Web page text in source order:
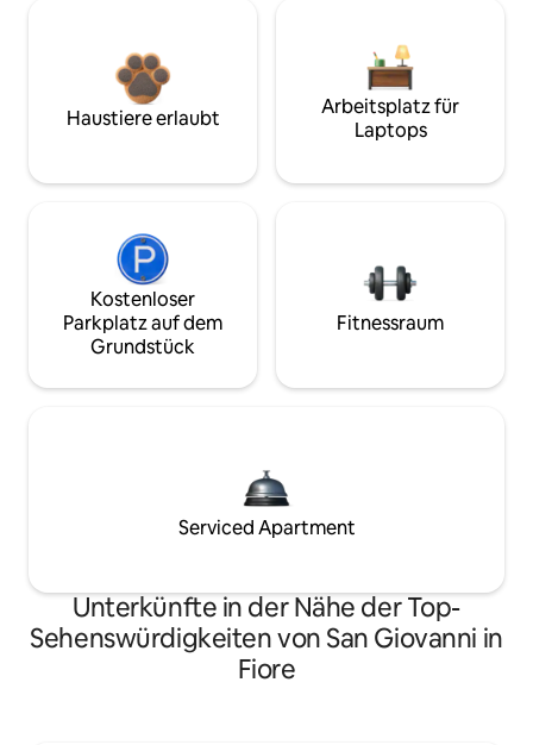
Haustiere erlaubt
Arbeitsplatz für
Laptops
Kostenloser
Parkplatz auf dem
Grundstück
Fitnessraum
Serviced Apartment
Unterkünfte in der Nähe der Top-
Sehenswürdigkeiten von San Giovanni in
Fiore